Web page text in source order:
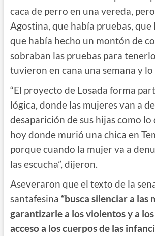
caca de perro en una vereda,
Agostina, que había pruebas, que
que había hecho un montón de
sobraban las pruebas para
tuvieron en cana una semana y lo
“El proyecto de Losada forma
lógica, donde las mujeres van a
desaparición de sus hijas como
hoy donde murió una chica en
porque cuando la mujer va a
las escucha”, dijeron.
Aseveraron que el texto de la
santafesina “busca silenciar a las
garantizarle a los violentos y a
acceso a los cuerpos de las